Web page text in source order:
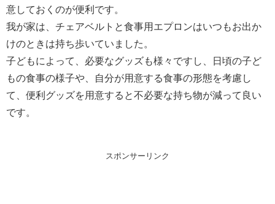
意しておくのが便利です。
我が家は、チェアベルトと食事用エプロンはいつもお出か
けのときは持ち歩いていました。
子どもによって、必要なグッズも様々ですし、日頃の子ど
もの食事の様子や、自分が用意する食事の形態を考慮し
て、便利グッズを用意すると不必要な持ち物が減って良い
です。
スポンサーリンク